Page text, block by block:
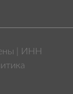
| ИНН